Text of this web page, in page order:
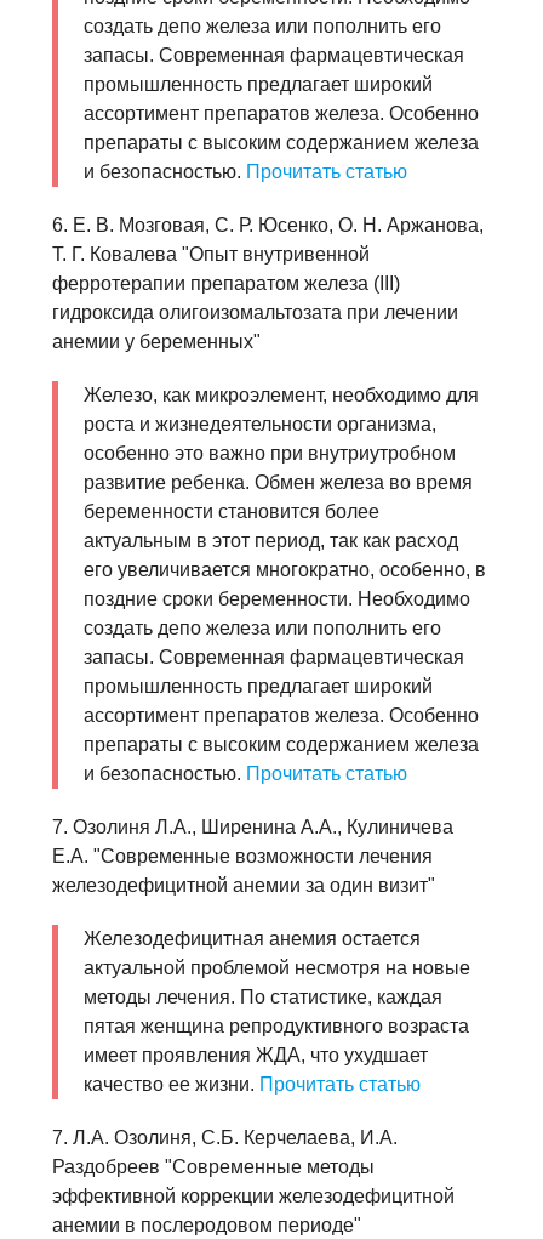
создать депо железа или пополнить его
запасы. Современная фармацевтическая
промышленность предлагает широкий
ассортимент препаратов железа. Особенно
препараты с высоким содержанием железа
и безопасностью. Прочитать статью
6. Е. В. Мозговая, С. Р. Юсенко, О. Н. Аржанова,
Т. Г. Ковалева "Опыт внутривенной
ферротерапии препаратом железа (III)
гидроксида олигоизомальтозата при лечении
анемии у беременных"
Железо, как микроэлемент, необходимо для
роста и жизнедеятельности организма,
особенно это важно при внутриутробном
развитие ребенка. Обмен железа во время
беременности становится более
актуальным в этот период, так как расход
его увеличивается многократно, особенно, в
поздние сроки беременности. Необходимо
создать депо железа или пополнить его
запасы. Современная фармацевтическая
промышленность предлагает широкий
ассортимент препаратов железа. Особенно
препараты с высоким содержанием железа
и безопасностью. Прочитать статью
7. Озолиня Л.А., Ширенина А.А., Кулиничева
Е.А. "Современные возможности лечения
железодефицитной анемии за один визит"
Железодефицитная анемия остается
актуальной проблемой несмотря на новые
методы лечения. По статистике, каждая
пятая женщина репродуктивного возраста
имеет проявления ЖДА, что ухудшает
качество ее жизни. Прочитать статью
7. Л.А. Озолиня, С.Б. Керчелаева, И.А.
Раздобреев "Современные методы
эффективной коррекции железодефицитной
анемии в послеродовом периоде"